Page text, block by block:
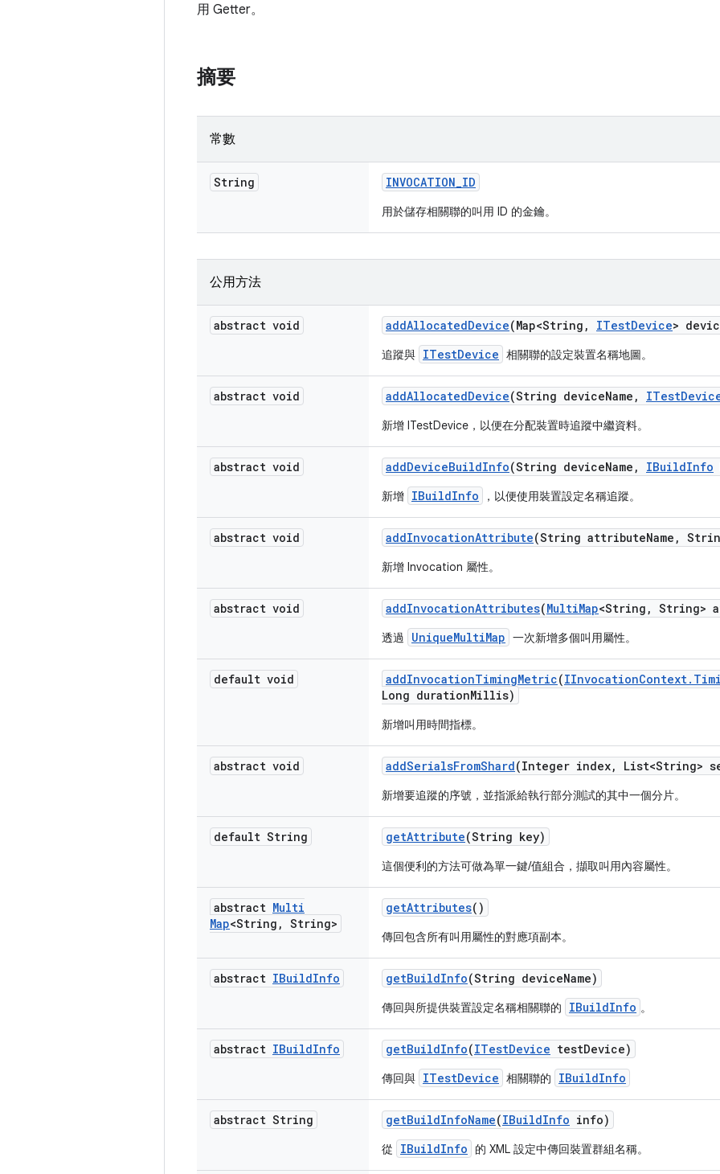
用 Getter。
摘要
常數
String INVOCATION_ID
用於儲存相關聯的叫用 ID 的金鑰。
公用方法
abstract void addAllocatedDevice(Map<String , ITestDevice>
追蹤與 ITestDevice 相關聯的設定裝置名稱地圖。
abstract void addAllocatedDevice(String deviceName , ITest
新增 ITestDevice，以便在分配裝置時追蹤中繼資料。
abstract void addDeviceBuildInfo(String deviceName , IBuildInfo
新增 IBuildInfo ，以便使用裝置設定名稱追蹤。
abstract void addInvocationAttribute(String attributeName ,
新增 Invocation 屬性。
abstract void addInvocationAttributes(MultiMap<String , String>
透過 UniqueMultiMap 一次新增多個叫用屬性。
default void addInvocationTimingMetric(IInvocationContext.
Long durationMillis)
新增叫用時間指標。
abstract void addSerialsFromShard(Integer index, List<String>
新增要追蹤的序號，並指派給執行部分測試的其中一個分片。
default String getAttribute(String key)
這個便利的方法可做為單一鍵/值組合，擷取叫用內容屬性。
abstract Multi
Map<String , String>
getAttributes()
傳回包含所有叫用屬性的對應項副本。
abstract IBuildInfo getBuildInfo(String deviceName)
傳回與所提供裝置設定名稱相關聯的 IBuildInfo 。
abstract IBuildInfo getBuildInfo(ITestDevice testDevice)
傳回與 ITestDevice 相關聯的 IBuildInfo
abstract String getBuildInfoName(IBuildInfo info)
從 IBuildInfo 的 XML 設定中傳回裝置群組名稱。